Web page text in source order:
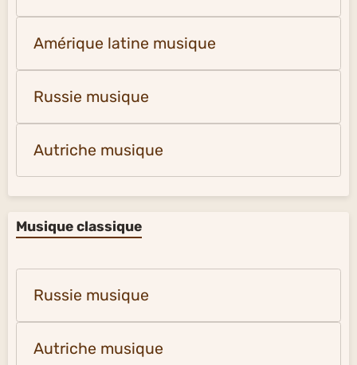
Amérique latine musique
Russie musique
Autriche musique
Musique classique
Russie musique
Autriche musique